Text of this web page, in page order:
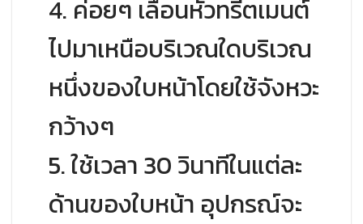
4. ค่อยๆ เลื่อนหัวทรีตเมนต์
ไปมาเหนือบริเวณใดบริเวณ
หนึ่งของใบหน้าโดยใช้จังหวะ
กว้างๆ
5. ใช้เวลา 30 วินาทีในแต่ละ
ด้านของใบหน้า อุปกรณ์จะ